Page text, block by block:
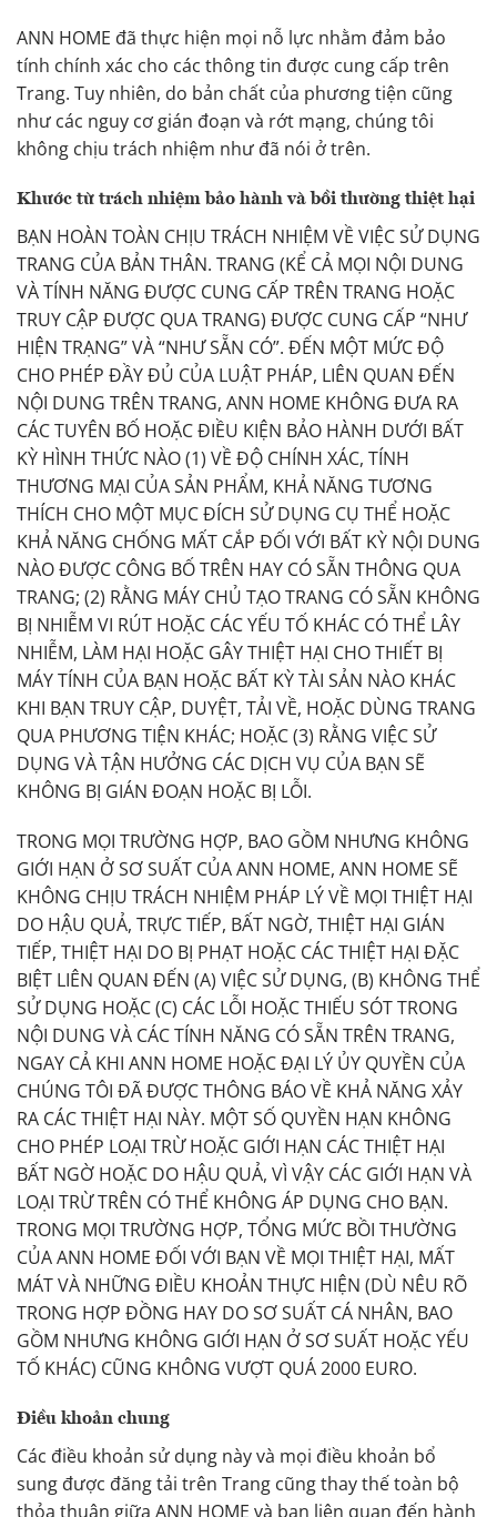
ANN HOME đã thực hiện mọi nỗ lực nhằm đảm bảo
tính chính xác cho các thông tin được cung cấp trên
Trang. Tuy nhiên, do bản chất của phương tiện cũng
như các nguy cơ gián đoạn và rớt mạng, chúng tôi
không chịu trách nhiệm như đã nói ở trên.
Khước từ trách nhiệm bảo hành và bồi thường thiệt hại
BẠN HOÀN TOÀN CHỊU TRÁCH NHIỆM VỀ VIỆC SỬ DỤNG
TRANG CỦA BẢN THÂN. TRANG (KỂ CẢ MỌI NỘI DUNG
VÀ TÍNH NĂNG ĐƯỢC CUNG CẤP TRÊN TRANG HOẶC
TRUY CẬP ĐƯỢC QUA TRANG) ĐƯỢC CUNG CẤP “NHƯ
HIỆN TRẠNG” VÀ “NHƯ SẴN CÓ”. ĐẾN MỘT MỨC ĐỘ
CHO PHÉP ĐẦY ĐỦ CỦA LUẬT PHÁP, LIÊN QUAN ĐẾN
NỘI DUNG TRÊN TRANG, ANN HOME KHÔNG ĐƯA RA
CÁC TUYÊN BỐ HOẶC ĐIỀU KIỆN BẢO HÀNH DƯỚI BẤT
KỲ HÌNH THỨC NÀO (1) VỀ ĐỘ CHÍNH XÁC, TÍNH
THƯƠNG MẠI CỦA SẢN PHẨM, KHẢ NĂNG TƯƠNG
THÍCH CHO MỘT MỤC ĐÍCH SỬ DỤNG CỤ THỂ HOẶC
KHẢ NĂNG CHỐNG MẤT CẮP ĐỐI VỚI BẤT KỲ NỘI DUNG
NÀO ĐƯỢC CÔNG BỐ TRÊN HAY CÓ SẴN THÔNG QUA
TRANG; (2) RẰNG MÁY CHỦ TẠO TRANG CÓ SẴN KHÔNG
BỊ NHIỄM VI RÚT HOẶC CÁC YẾU TỐ KHÁC CÓ THỂ LÂY
NHIỄM, LÀM HẠI HOẶC GÂY THIỆT HẠI CHO THIẾT BỊ
MÁY TÍNH CỦA BẠN HOẶC BẤT KỲ TÀI SẢN NÀO KHÁC
KHI BẠN TRUY CẬP, DUYỆT, TẢI VỀ, HOẶC DÙNG TRANG
QUA PHƯƠNG TIỆN KHÁC; HOẶC (3) RẰNG VIỆC SỬ
DỤNG VÀ TẬN HƯỞNG CÁC DỊCH VỤ CỦA BẠN SẼ
KHÔNG BỊ GIÁN ĐOẠN HOẶC BỊ LỖI.
TRONG MỌI TRƯỜNG HỢP, BAO GỒM NHƯNG KHÔNG
GIỚI HẠN Ở SƠ SUẤT CỦA ANN HOME, ANN HOME SẼ
KHÔNG CHỊU TRÁCH NHIỆM PHÁP LÝ VỀ MỌI THIỆT HẠI
DO HẬU QUẢ, TRỰC TIẾP, BẤT NGỜ, THIỆT HẠI GIÁN
TIẾP, THIỆT HẠI DO BỊ PHẠT HOẶC CÁC THIỆT HẠI ĐẶC
BIỆT LIÊN QUAN ĐẾN (A) VIỆC SỬ DỤNG, (B) KHÔNG THỂ
SỬ DỤNG HOẶC (C) CÁC LỖI HOẶC THIẾU SÓT TRONG
NỘI DUNG VÀ CÁC TÍNH NĂNG CÓ SẴN TRÊN TRANG,
NGAY CẢ KHI ANN HOME HOẶC ĐẠI LÝ ỦY QUYỀN CỦA
CHÚNG TÔI ĐÃ ĐƯỢC THÔNG BÁO VỀ KHẢ NĂNG XẢY
RA CÁC THIỆT HẠI NÀY. MỘT SỐ QUYỀN HẠN KHÔNG
CHO PHÉP LOẠI TRỪ HOẶC GIỚI HẠN CÁC THIỆT HẠI
BẤT NGỜ HOẶC DO HẬU QUẢ, VÌ VẬY CÁC GIỚI HẠN VÀ
LOẠI TRỪ TRÊN CÓ THỂ KHÔNG ÁP DỤNG CHO BẠN.
TRONG MỌI TRƯỜNG HỢP, TỔNG MỨC BỒI THƯỜNG
CỦA ANN HOME ĐỐI VỚI BẠN VỀ MỌI THIỆT HẠI, MẤT
MÁT VÀ NHỮNG ĐIỀU KHOẢN THỰC HIỆN (DÙ NÊU RÕ
TRONG HỢP ĐỒNG HAY DO SƠ SUẤT CÁ NHÂN, BAO
GỒM NHƯNG KHÔNG GIỚI HẠN Ở SƠ SUẤT HOẶC YẾU
TỐ KHÁC) CŨNG KHÔNG VƯỢT QUÁ 2000 EURO.
Điều khoản chung
Các điều khoản sử dụng này và mọi điều khoản bổ
sung được đăng tải trên Trang cũng thay thế toàn bộ
thỏa thuận giữa ANN HOME và bạn liên quan đến hành